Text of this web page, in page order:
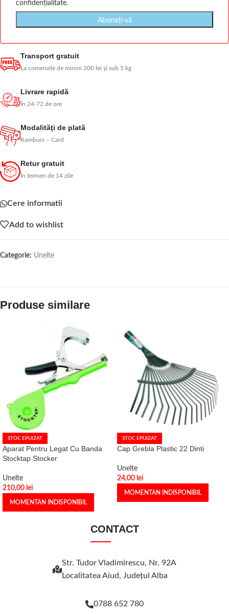
confidențialitate.
Transport gratuit
La comenzile de minim 200 lei și sub 5 kg
Livrare rapidă
În 24-72 de ore
Modalităţi de plată
Ramburs – Card
Retur gratuit
În termen de 14 zile
Cere informatii
Add to wishlist
Categorie: Unelte
Produse similare
STOC EPUIZAT
Aparat Pentru Legat Cu Banda
Stocktap Stocker
Unelte
210,00 lei
MOMENTAN INDISPONIBIL
STOC EPUIZAT
Cap Grebla Plastic 22 Dinti
Unelte
24,00 lei
MOMENTAN INDISPONIBIL
CONTACT
Str. Tudor Vladimirescu, Nr. 92A
Localitatea Aiud, Judeţul Alba
0788 652 780